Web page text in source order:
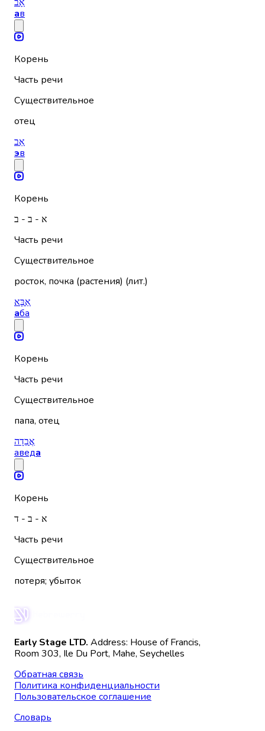
ав
Корень
Часть речи
Существительное
отец
אֵב
эв
Корень
א - ב - ב
Часть речи
Существительное
росток, почка (растения) (лит.)
אַבָּא
аба
Корень
Часть речи
Существительное
папа, отец
אֲבֵדָה
аведа
Корень
א - ב - ד
Часть речи
Существительное
потеря; убыток
Early Stage LTD. Address: House of Francis,
Room 303, Ile Du Port, Mahe, Seychelles
Обратная связь
Политика конфиденциальности
Пользовательское соглашение
Словарь